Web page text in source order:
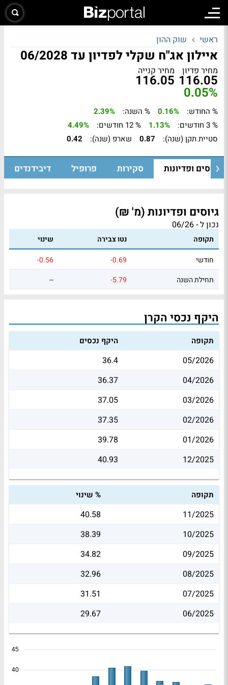
ראשי שוק ההון
איילון אג"ח שקלי לפדיון עד 06/2028
מחיר פדיון
116.05
מחיר קנייה
116.05
0.05%
% החודש: 0.16% % השנה:
2.39%
% 3 חודשים:
1.13% % 12 חודשים:
4.49%
סטיית תקן (שנה):
0.87 שארפ (שנה): 0.42
גיוסים ופדיונות סקירות פרופיל דיבידנדים
גיוסים ופדיונות (מ' ₪)
נכון ל - 06/26
תקופה נטו צבירה
שינוי
חודשי
-0.69
-0.56
תחילת השנה
-5.79
--
היקף נכסי הקרן
תקופה היקף נכסים
05/2026
36.4
04/2026
36.37
03/2026
37.05
02/2026
37.35
01/2026
39.78
12/2025
40.93
תקופה % שינוי
11/2025
40.58
10/2025
38.39
09/2025
34.82
08/2025
32.96
07/2025
31.51
06/2025
29.67
40
45